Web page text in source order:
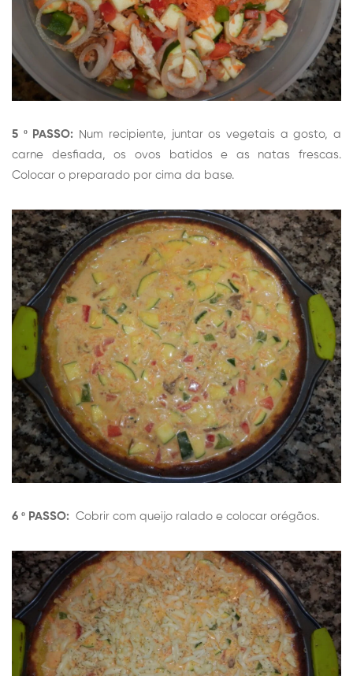
5 º PASSO: Num recipiente, juntar os vegetais a gosto, a
carne desfiada, os ovos batidos e as natas frescas.
Colocar o preparado por cima da base.
6 º PASSO: Cobrir com queijo ralado e colocar orégãos.